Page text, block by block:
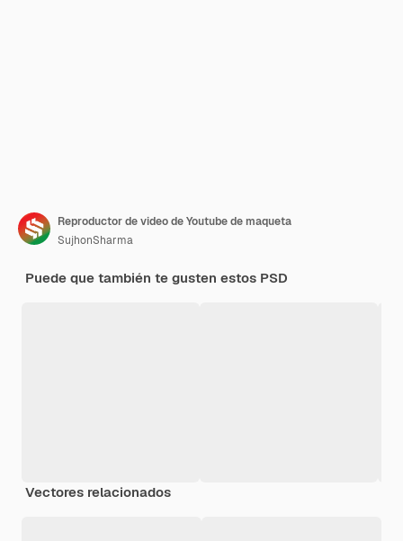
Reproductor de video de Youtube de maqueta
SujhonSharma
Puede que también te gusten estos PSD
Vectores relacionados